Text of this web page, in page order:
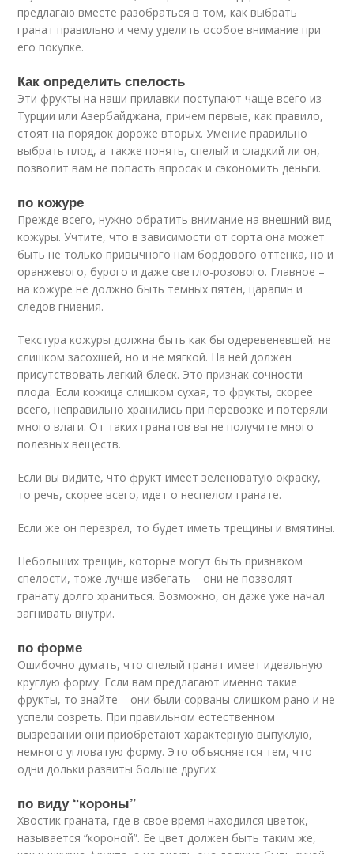
предлагаю вместе разобраться в том, как выбрать
гранат правильно и чему уделить особое внимание при
его покупке.
Как определить спелость
Эти фрукты на наши прилавки поступают чаще всего из
Турции или Азербайджана, причем первые, как правило,
стоят на порядок дороже вторых. Умение правильно
выбрать плод, а также понять, спелый и сладкий ли он,
позволит вам не попасть впросак и сэкономить деньги.
по кожуре
Прежде всего, нужно обратить внимание на внешний вид
кожуры. Учтите, что в зависимости от сорта она может
быть не только привычного нам бордового оттенка, но и
оранжевого, бурого и даже светло-розового. Главное –
на кожуре не должно быть темных пятен, царапин и
следов гниения.
Текстура кожуры должна быть как бы одеревеневшей: не
слишком засохшей, но и не мягкой. На ней должен
присутствовать легкий блеск. Это признак сочности
плода. Если кожица слишком сухая, то фрукты, скорее
всего, неправильно хранились при перевозке и потеряли
много влаги. От таких гранатов вы не получите много
полезных веществ.
Если вы видите, что фрукт имеет зеленоватую окраску,
то речь, скорее всего, идет о неспелом гранате.
Если же он перезрел, то будет иметь трещины и вмятины.
Небольших трещин, которые могут быть признаком
спелости, тоже лучше избегать – они не позволят
гранату долго храниться. Возможно, он даже уже начал
загнивать внутри.
по форме
Ошибочно думать, что спелый гранат имеет идеальную
круглую форму. Если вам предлагают именно такие
фрукты, то знайте – они были сорваны слишком рано и не
успели созреть. При правильном естественном
вызревании они приобретают характерную выпуклую,
немного угловатую форму. Это объясняется тем, что
одни дольки развиты больше других.
по виду “короны”
Хвостик граната, где в свое время находился цветок,
называется “короной”. Ее цвет должен быть таким же,